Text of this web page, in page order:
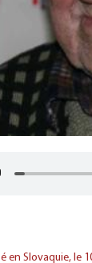
en Slovaquie, le